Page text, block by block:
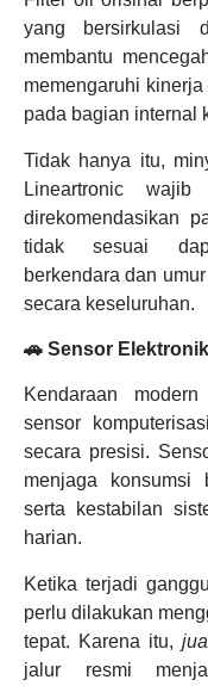
yang bersirkulasi
membantu
memengaruhi
pada bagian internal
Tidak hanya itu,
Lineartronic wajib
direkomendasikan
tidak sesuai
berkendara dan
secara keseluruhan.
🚗 Sensor
Kendaraan
sensor
secara presisi.
menjaga konsumsi
serta kestabilan
harian.
Ketika terjadi
perlu dilakukan
tepat. Karena itu,
jalur resmi